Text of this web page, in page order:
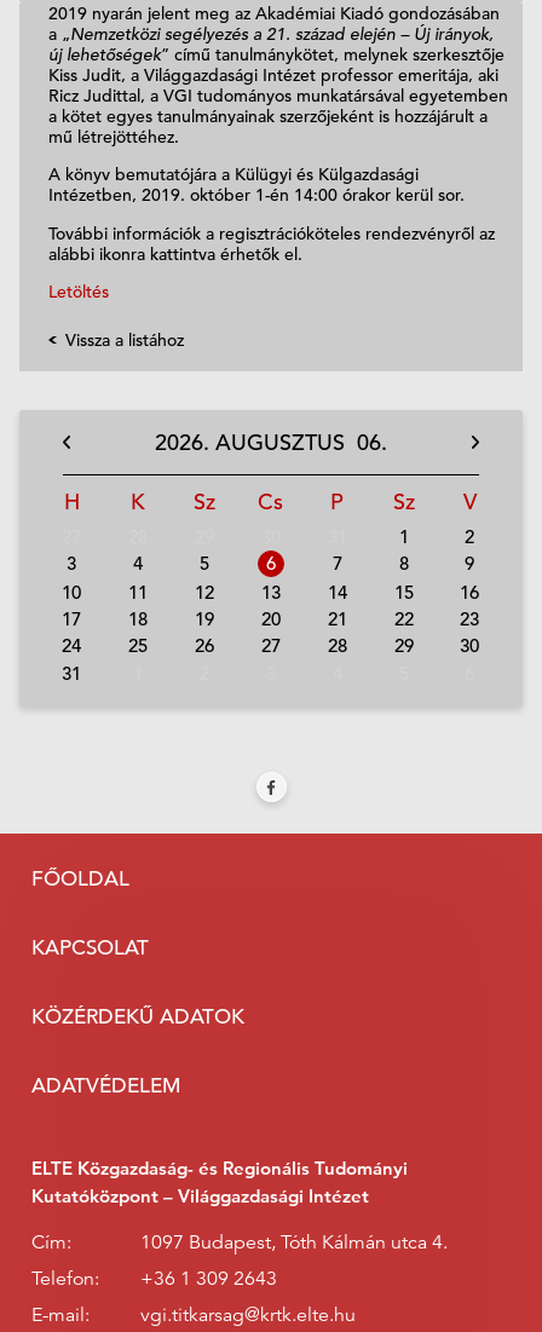
2019 nyarán jelent meg az Akadémiai Kiadó gondozásában
a „Nemzetközi segélyezés a 21. század elején – Új irányok,
új lehetőségek” című tanulmánykötet, melynek szerkesztője
Kiss Judit, a Világgazdasági Intézet professor emeritája, aki
Ricz Judittal, a VGI tudományos munkatársával egyetemben
a kötet egyes tanulmányainak szerzőjeként is hozzájárult a
mű létrejöttéhez.
A könyv bemutatójára a Külügyi és Külgazdasági
Intézetben, 2019. október 1-én 14:00 órakor kerül sor.
További információk a regisztrációköteles rendezvényről az
alábbi ikonra kattintva érhetők el.
Letöltés
Vissza a listához
2026. AUGUSZTUS 06.
H K Sz Cs P Sz V
1
2
3
4 5 6 7 8
9
10
11 12 13 14 15
16
17
18 19 20 21 22
23
24
25 26 27 28 29
30
31
FŐOLDAL
KAPCSOLAT
KÖZÉRDEKŰ ADATOK
ADATVÉDELEM
ELTE Közgazdaság- és Regionális Tudományi
Kutatóközpont – Világgazdasági Intézet
Cím:
1097 Budapest, Tóth Kálmán utca 4.
Telefon:
+36 1 309 2643
E-mail:
vgi.titkarsag@krtk.elte.hu